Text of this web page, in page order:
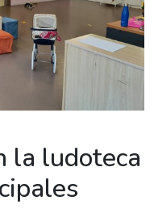
la ludoteca